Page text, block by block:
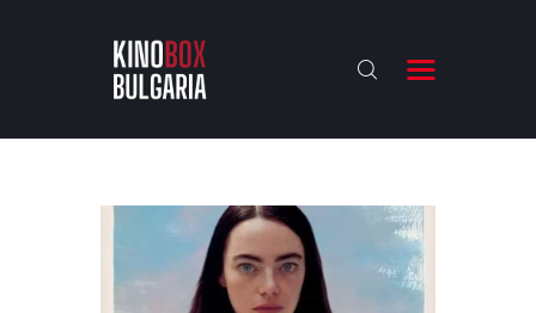
KINOBOX BULGARIA
АНАЛИЗИ
БАХТИ НАГРАДИТЕ